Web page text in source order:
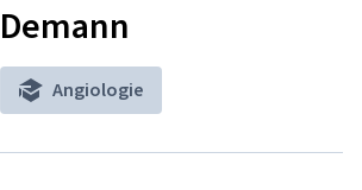
Demann
Angiologie